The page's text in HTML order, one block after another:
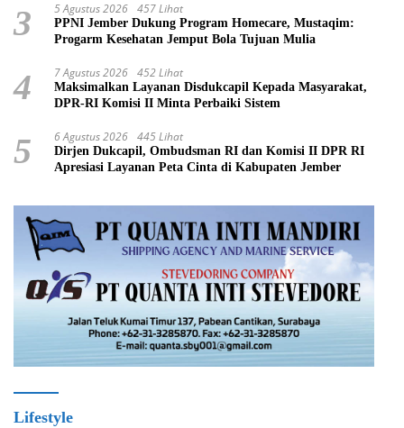
3 5 Agustus 2026 457 Lihat
PPNI Jember Dukung Program Homecare, Mustaqim:
Progarm Kesehatan Jemput Bola Tujuan Mulia
4 7 Agustus 2026 452 Lihat
Maksimalkan Layanan Disdukcapil Kepada Masyarakat,
DPR-RI Komisi II Minta Perbaiki Sistem
5 6 Agustus 2026 445 Lihat
Dirjen Dukcapil, Ombudsman RI dan Komisi II DPR RI
Apresiasi Layanan Peta Cinta di Kabupaten Jember
Lifestyle